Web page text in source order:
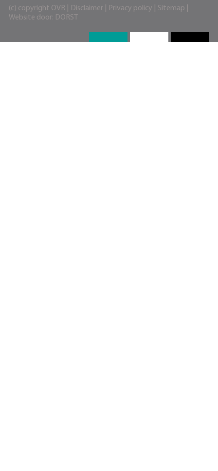
(c) copyright OVR | Disclaimer| Privacy policy Sitemap
Website door: DORST